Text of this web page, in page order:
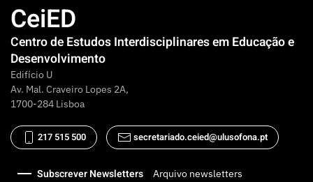
CeiED
Centro de Estudos Interdisciplinares em Educação e
Desenvolvimento
Edifício U
Av. Mal. Craveiro Lopes 2A,
1700-284 Lisboa
217 515 500 secretariado.ceied@ulusofona.pt
Subscrever Newsletters Arquivo newsletters